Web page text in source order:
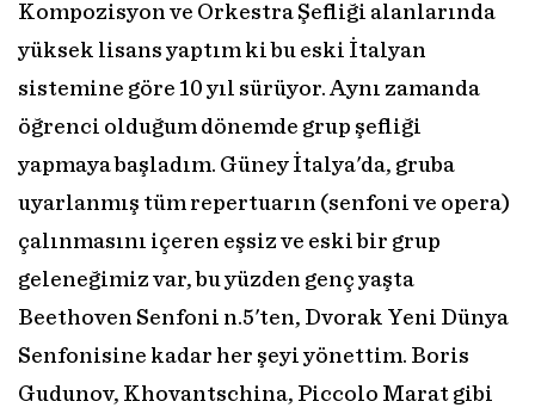
Kompozisyon ve Orkestra Şefliği alanlarında
yüksek lisans yaptım ki bu eski İtalyan
sistemine göre 10 yıl sürüyor. Aynı zamanda
öğrenci olduğum dönemde grup şefliği
yapmaya başladım. Güney İtalya'da, gruba
uyarlanmış tüm repertuarın (senfoni ve opera)
çalınmasını içeren eşsiz ve eski bir grup
geleneğimiz var, bu yüzden genç yaşta
Beethoven Senfoni n.5'ten, Dvorak Yeni Dünya
Senfonisine kadar her şeyi yönettim. Boris
Gudunov, Khovantschina, Piccolo Marat gibi